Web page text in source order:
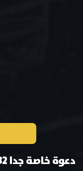
دعوة خاصة جدا 1982